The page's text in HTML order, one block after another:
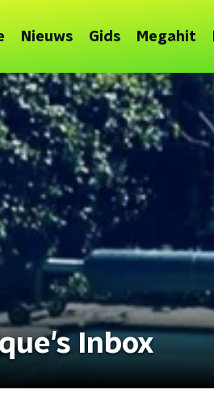
Nieuws Gids Megahit
Inbox